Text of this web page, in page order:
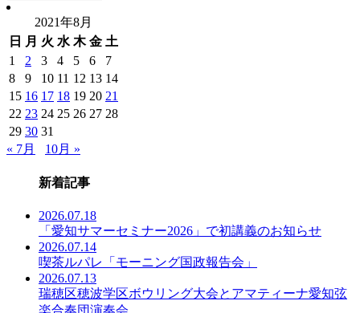
別
事
一
覧
2021年8月
日
月 火 水 木 金 土
1
2 3 4 5 6
7
8
9 10 11 12 13 14
15 16 17 18 19 20 21
22 23 24 25 26 27 28
29 30 31
« 7月
10月 »
新着記事
2026.07.18
「愛知サマーセミナー2026」で初講義のお知らせ
2026.07.14
喫茶ルパレ「モーニング国政報告会」
2026.07.13
瑞穂区穂波学区ボウリング大会とアマティーナ愛知弦